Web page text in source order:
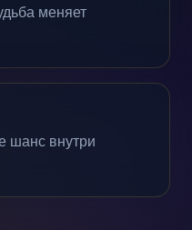
меняет
шанс внутри